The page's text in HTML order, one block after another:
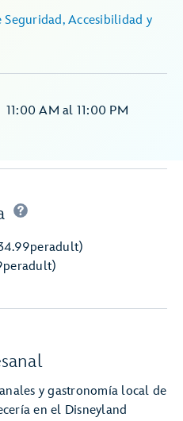
11:00 AM al 11:00 PM
peradult)
peradult)
y gastronomía local de
en el Disneyland